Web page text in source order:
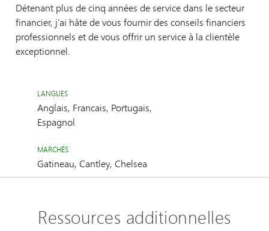
Détenant plus de cinq années de service dans le secteur
financier, j’ai hâte de vous fournir des conseils financiers
professionnels et de vous offrir un service à la clientèle
exceptionnel.
LANGUES
Anglais, Francais, Portugais,
Espagnol
MARCHÉS
Gatineau, Cantley, Chelsea
Ressources additionnelles